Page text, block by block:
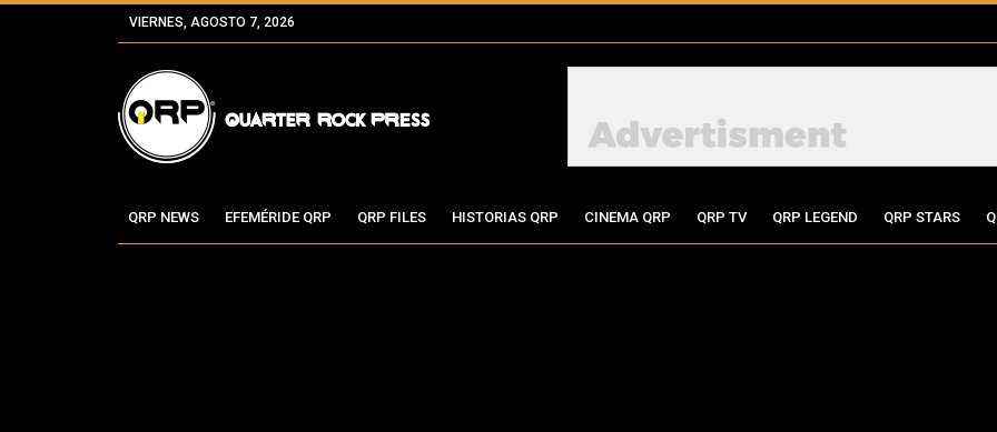
VIERNES, AGOSTO 7, 2026
QRP NEWS EFEMÉRIDE QRP QRP FILES HISTORIAS QRP CINEMA QRP QRP TV QRP LEGEND QRP STARS